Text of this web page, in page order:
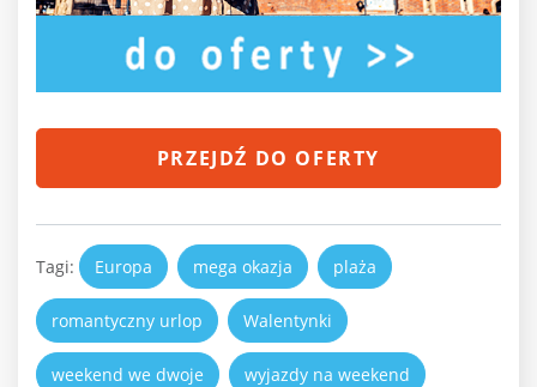
PRZEJDŹ DO OFERTY
Tagi: Europa mega okazja plaża
romantyczny urlop Walentynki
weekend we dwoje wyjazdy na weekend